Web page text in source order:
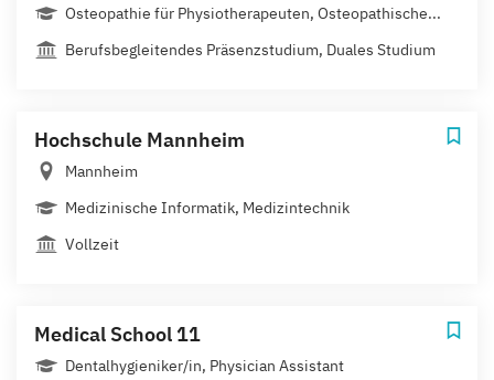
Osteopathie für Physiotherapeuten, Osteopathische...
Berufsbegleitendes Präsenzstudium, Duales Studium
Hochschule Mannheim
Mannheim
Medizinische Informatik, Medizintechnik
Vollzeit
Medical School 11
Dentalhygieniker/in, Physician Assistant